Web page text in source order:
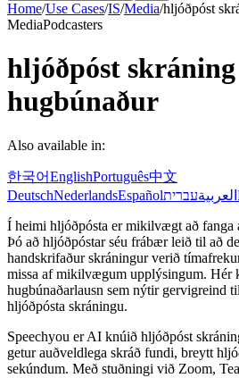
Home/Use Cases/IS/Media/hljóðpóst
MediaPodcasters
hljóðpóst skráning
hugbúnaður
Also available in:
한국어EnglishPortuguês中文
DeutschNederlandsEspañol العربيةעברית
Í heimi hljóðpósta er mikilvægt að
Þó að hljóðpóstar séu frábær leið til að
handskrifaður skráningur verið
missa af mikilvægum upplýsingum. Hér
hugbúnaðarlausn sem nýtir gervigreind
hljóðpósta skráningu.
Speechyou er AI knúið hljóðpóst
getur auðveldlega skráð fundi, breytt
sekúndum. Með stuðningi við Zoom,